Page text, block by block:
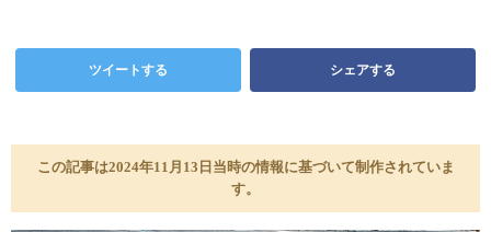
ツイートする シェアする
この記事は2024年11月13日当時の情報に基づいて制作されていま
す。